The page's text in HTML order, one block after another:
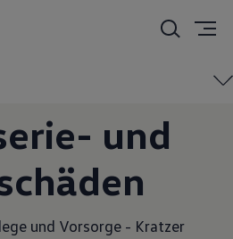
bei
und
und Vorsorge - Kratzer